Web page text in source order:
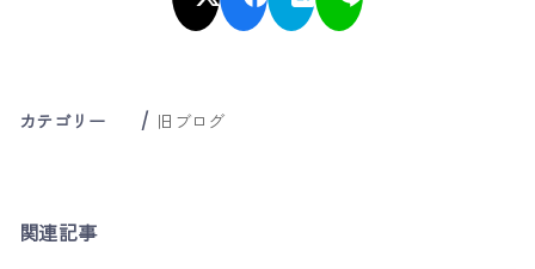
カテゴリー 旧ブログ
関連記事